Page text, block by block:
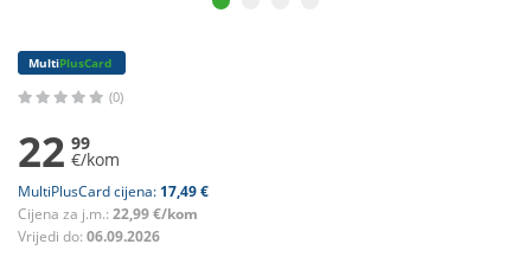
MultiPlusCard
(0)
22 99
€/kom
MultiPlusCard cijena: 17,49 €
Cijena za j.m.: 22,99 €/kom
Vrijedi do: 06.09.2026